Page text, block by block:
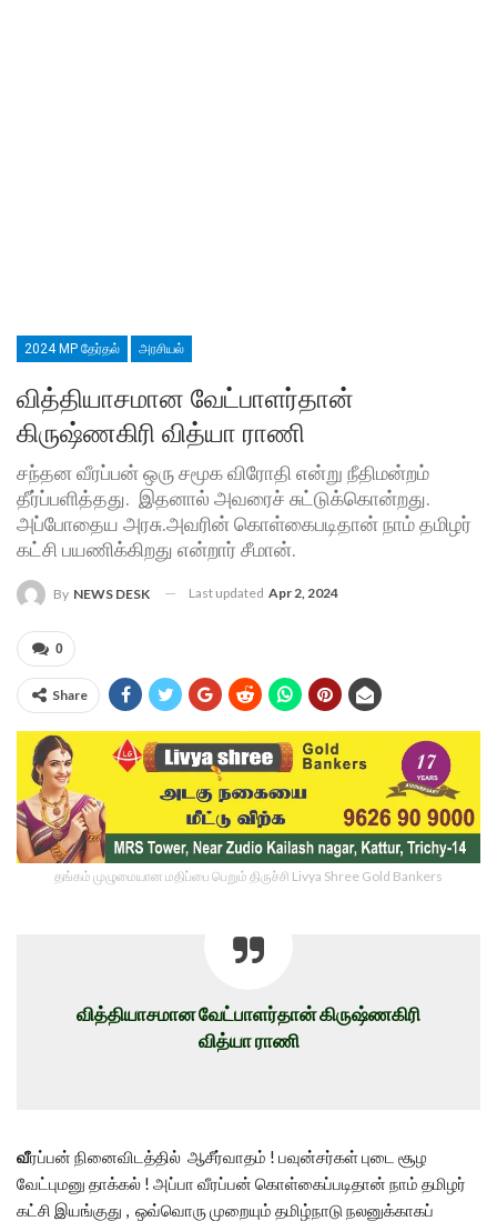
2024 MP தேர்தல் அரசியல்
வித்தியாசமான வேட்பாளர்தான்
கிருஷ்ணகிரி வித்யா ராணி
சந்தன வீரப்பன் ஒரு சமூக விரோதி என்று நீதிமன்றம்
தீர்ப்பளித்தது. இதனால் அவரைச் சுட்டுக்கொன்றது.
அப்போதைய அரசு.அவரின் கொள்கைபடிதான் நாம் தமிழர்
கட்சி பயணிக்கிறது என்றார் சீமான்.
By NEWS DESK Last updated Apr 2, 2024
0
Share
தங்கம் முழுமையான மதிப்பை பெறும் திருச்சி Livya Shree Gold Bankers
வித்தியாசமான வேட்பாளர்தான் கிருஷ்ணகிரி
வித்யா ராணி
வீரப்பன் நினைவிடத்தில் ஆசீர்வாதம் ! பவுன்சர்கள் புடை சூழ
வேட்புமனு தாக்கல் ! அப்பா வீரப்பன் கொள்கைப்படிதான் நாம் தமிழர்
கட்சி இயங்குது , ஒவ்வொரு முறையும் தமிழ்நாடு நலனுக்காகப்